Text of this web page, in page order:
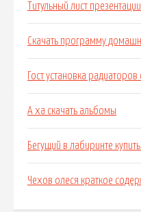
Титульный лист
Скачать программу
Гост установка
А ха скачать альбомы
Бегущий в лабиринте купить
Чехов олеся краткое